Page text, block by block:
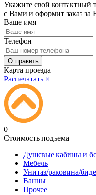
Укажите свой контактный
с Вами и оформит заказ за
Ваше имя
Телефон
Карта проезда
Распечатать ×
0
Стоимость подъема
Душевые кабины и
Мебель
Унитаз/раковина/биде
Ванны
Прочее